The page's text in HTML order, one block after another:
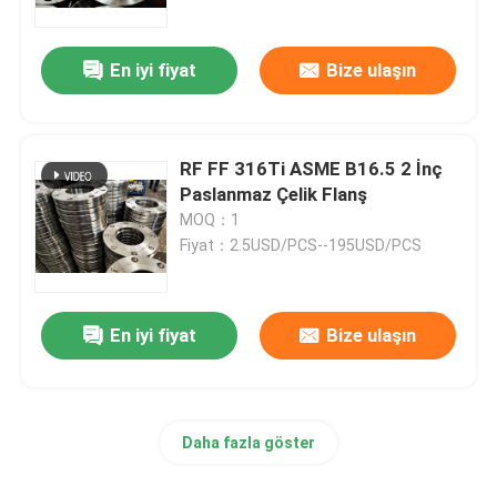
Fabrika turu
Company News
paslanmaz çelik boru bağlantı parçaları
paslanmaz çelik boru flanşı
En iyi fiyat Bize ulaşın
RF FF 316Ti ASME B16.5 2 İnç
Paslanmaz Çelik Flanş
MOQ：1
Fiyat：2.5USD/PCS--195USD/PCS
En iyi fiyat Bize ulaşın
Daha fazla göster